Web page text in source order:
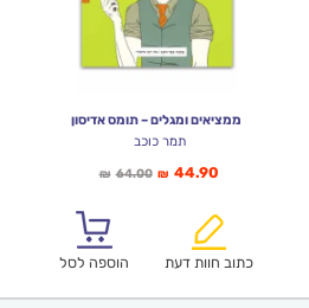
ממציאים ומגלים – תומס אדיסון
תמר כוכב
₪ 64.00המחיר
₪64.00.
₪ 44.90המחיר
הוא:
כתוב חוות דעת
הוספה לסל